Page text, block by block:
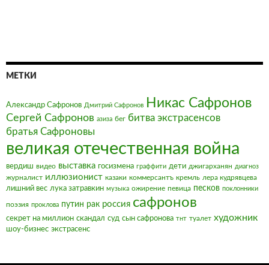
МЕТКИ
Александр Сафронов Дмитрий Сафронов Никас Сафронов
Сергей Сафронов азиза бег битва экстрасенсов
братья Сафроновы
великая отечественная война
вердиш видео выставка госизмена граффити дети джигарханян диагноз
журналист иллюзионист казаки коммерсантъ кремль лера кудрявцева
лишний вес лука затравкин музыка ожирение певица песков поклонники
поэзия проклова путин рак россия сафронов
секрет на миллион скандал суд сын сафронова тнт туалет художник
шоу-бизнес экстрасенс